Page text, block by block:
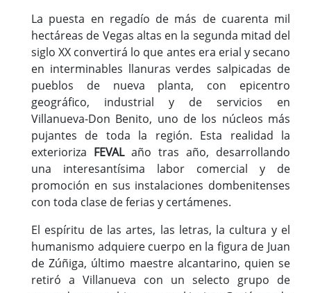
La puesta en regadío de más de cuarenta mil
hectáreas de Vegas altas en la segunda mitad del
siglo XX convertirá lo que antes era erial y secano
en interminables llanuras verdes salpicadas de
pueblos de nueva planta, con epicentro
geográfico, industrial y de servicios en
Villanueva-Don Benito, uno de los núcleos más
pujantes de toda la región. Esta realidad la
exterioriza FEVALaño tras año, desarrollando
una interesantísima labor comercial y de
promoción en sus instalaciones dombenitenses
con toda clase de ferias y certámenes.
El espíritu de las artes, las letras, la cultura y el
humanismo adquiere cuerpo en la figura de Juan
de Zúñiga, último maestre alcantarino, quien se
retiró a Villanueva con un selecto grupo de